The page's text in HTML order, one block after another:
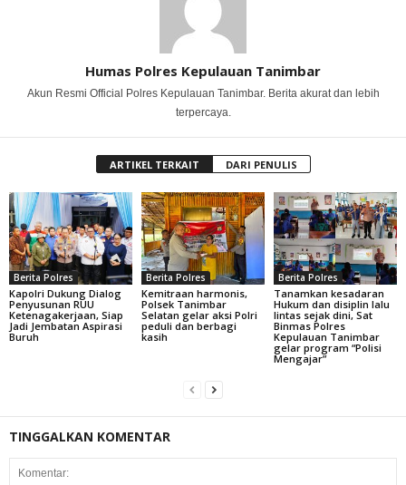
Humas Polres Kepulauan Tanimbar
Akun Resmi Official Polres Kepulauan Tanimbar. Berita akurat dan lebih
terpercaya.
ARTIKEL TERKAIT DARI PENULIS
Berita Polres
Kapolri Dukung Dialog
Penyusunan RUU
Ketenagakerjaan, Siap
Jadi Jembatan Aspirasi
Buruh
Berita Polres
Kemitraan harmonis,
Polsek Tanimbar
Selatan gelar aksi Polri
peduli dan berbagi
kasih
Berita Polres
Tanamkan kesadaran
Hukum dan disiplin lalu
lintas sejak dini, Sat
Binmas Polres
Kepulauan Tanimbar
gelar program “Polisi
Mengajar”
TINGGALKAN KOMENTAR